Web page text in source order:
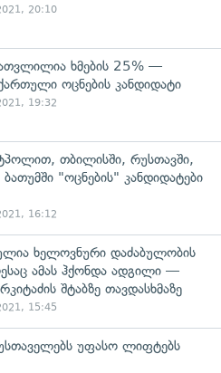
20:10
ხმების 25% —
ოცნების კანდიდატი
19:32
თბილისში, რუსთავში,
"ოცნების" კანდიდატები
16:12
ხელოვნური დაძაბულობის
ამას ჰქონდა ადგილი —
შტაბზე თავდასხმაზე
15:45
უფასო ლიფტებს